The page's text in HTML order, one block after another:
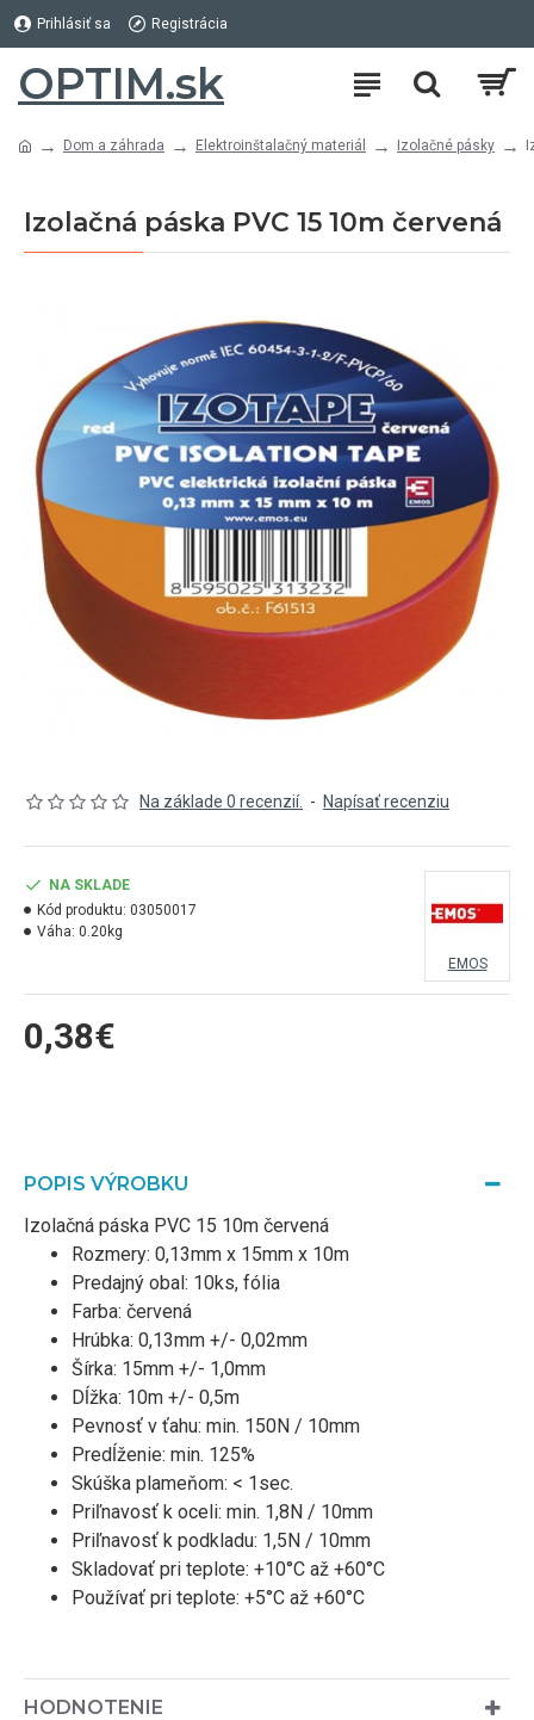
Prihlásiť sa Registrácia
OPTIM.sk
Dom a záhrada Elektroinštalačný materiál Izolačné pásky
Izolačná páska PVC 15 10m červená
Na základe 0 recenzií. - Napísať recenziu
0,38€
NA SKLADE
Kód produktu: 03050017
Váha: 0.20kg
EMOS
POPIS VÝROBKU
Izolačná páska PVC 15 10m červená
Rozmery: 0,13mm x 15mm x 10m
Predajný obal: 10ks, fólia
Farba: červená
Hrúbka: 0,13mm +/- 0,02mm
Šírka: 15mm +/- 1,0mm
Dĺžka: 10m +/- 0,5m
Pevnosť v ťahu: min. 150N / 10mm
Predĺženie: min. 125%
Skúška plameňom: < 1sec.
Priľnavosť k oceli: min. 1,8N / 10mm
Priľnavosť k podkladu: 1,5N / 10mm
Skladovať pri teplote: +10°C až +60°C
Používať pri teplote: +5°C až +60°C
HODNOTENIE